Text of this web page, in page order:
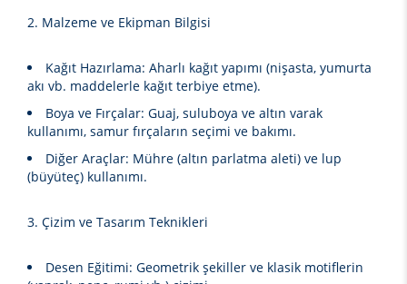
2. Malzeme ve Ekipman Bilgisi
Kağıt Hazırlama: Aharlı kağıt yapımı (nişasta, yumurta
akı vb. maddelerle kağıt terbiye etme).
Boya ve Fırçalar: Guaj, suluboya ve altın varak
kullanımı, samur fırçaların seçimi ve bakımı.
Diğer Araçlar: Mühre (altın parlatma aleti) ve lup
(büyüteç) kullanımı.
3. Çizim ve Tasarım Teknikleri
Desen Eğitimi: Geometrik şekiller ve klasik motiflerin